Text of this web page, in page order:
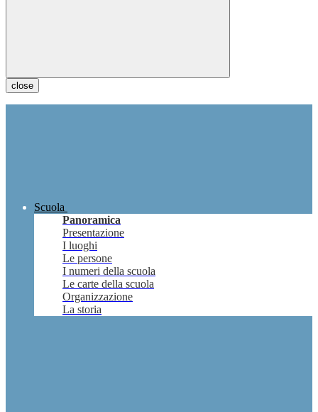
close
Scuola
Panoramica
Presentazione
I luoghi
Le persone
I numeri della scuola
Le carte della scuola
Organizzazione
La storia